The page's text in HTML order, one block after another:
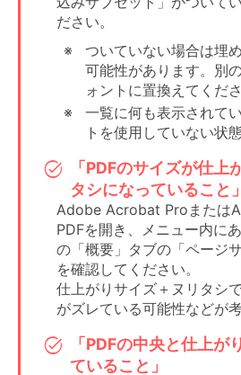
する
ダウン
サンプル
「ダウンサン
ルをしない」
「する」に設
すると解像度が
変更され画質が
粗くなる場合
あります。
圧縮 「ZIP」を選択
適切なカラーを
選択してくださ
い。
ださい。
ついていない場合は埋
可能性があります。別
ォントに置換えてくださ
一覧に何も表示されて
トを使用していない状態
「PDFのサイズが仕上
タシになっていること」
Adobe Acrobat Proまたは
PDFを開き、メニュー内に
の「概要」タブの「ページ
を確認してください。
仕上がりサイズ＋ヌリタシ
がズレている可能性などが
「PDFの中央と仕上が
ていること」